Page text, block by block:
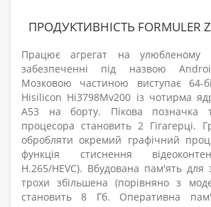
ПРОДУКТИВНІСТЬ FORMULER
Працює агрегат на улюбленому
забезпеченні під назвою
Мозковою частиною виступає 64-
Hisilicon Hi3798Mv200 із чотирма
A53 на борту. Пікова позначка
процесора становить 2 Гігагерці.
обробляти окремий графічний
функція стиснення
H.265/HEVC). Вбудована пам'ять для
трохи збільшена (порівняно з
становить 8 Гб. Оперативна